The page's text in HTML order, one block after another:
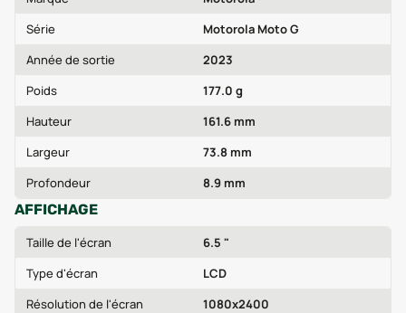
Série
Motorola Moto G
Année de sortie
2023
Poids
177.0 g
Hauteur
161.6 mm
Largeur
73.8 mm
Profondeur
8.9 mm
AFFICHAGE
Taille de l'écran
6.5 "
Type d'écran
LCD
Résolution de l'écran
1080x2400